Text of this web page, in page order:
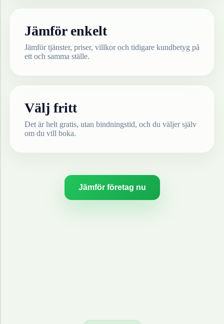
Jämför enkelt
Jämför tjänster, priser, villkor och tidigare kundbetyg på
ett och samma ställe.
Välj fritt
Det är helt gratis, utan bindningstid, och du väljer själv
om du vill boka.
Jämför företag nu